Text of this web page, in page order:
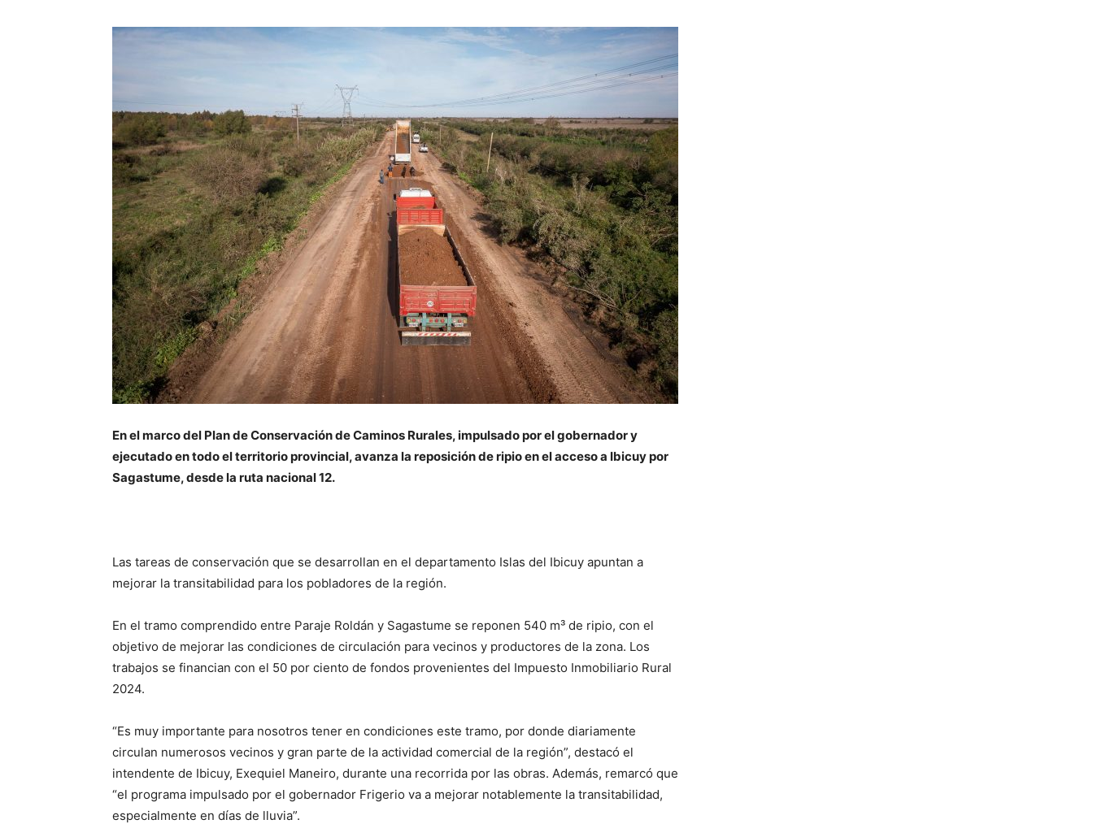
En el marco del Plan de Conservación de Caminos Rurales, impulsado por el gobernador y
ejecutado en todo el territorio provincial, avanza la reposición de ripio en el acceso a Ibicuy por
Sagastume, desde la ruta nacional 12.
Las tareas de conservación que se desarrollan en el departamento Islas del Ibicuy apuntan a
mejorar la transitabilidad para los pobladores de la región.
En el tramo comprendido entre Paraje Roldán y Sagastume se reponen 540 m³ de ripio, con el
objetivo de mejorar las condiciones de circulación para vecinos y productores de la zona. Los
trabajos se financian con el 50 por ciento de fondos provenientes del Impuesto Inmobiliario Rural
2024.
“Es muy importante para nosotros tener en condiciones este tramo, por donde diariamente
circulan numerosos vecinos y gran parte de la actividad comercial de la región”, destacó el
intendente de Ibicuy, Exequiel Maneiro, durante una recorrida por las obras. Además, remarcó que
“el programa impulsado por el gobernador Frigerio va a mejorar notablemente la transitabilidad,
especialmente en días de lluvia”.